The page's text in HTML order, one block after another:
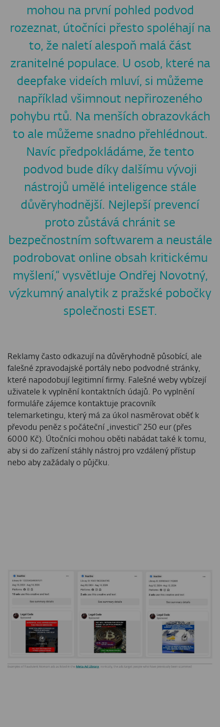
mohou na první pohled podvod
rozeznat, útočníci přesto spoléhají na
to, že naletí alespoň malá část
zranitelné populace. U osob, které na
deepfake videích mluví, si můžeme
například všimnout nepřirozeného
pohybu rtů. Na menších obrazovkách
to ale můžeme snadno přehlédnout.
Navíc předpokládáme, že tento
podvod bude díky dalšímu vývoji
nástrojů umělé inteligence stále
důvěryhodnější. Nejlepší prevencí
proto zůstává chránit se
bezpečnostním softwarem a neustále
podrobovat online obsah kritickému
myšlení,“ vysvětluje Ondřej Novotný,
výzkumný analytik z pražské pobočky
společnosti ESET.
Reklamy často odkazují na důvěryhodně působící, ale
falešné zpravodajské portály nebo podvodné stránky,
které napodobují legitimní firmy. Falešné weby vybízejí
uživatele k vyplnění kontaktních údajů. Po vyplnění
formuláře zájemce kontaktuje pracovník
telemarketingu, který má za úkol nasměrovat oběť k
převodu peněz s počáteční „investicí“ 250 eur (přes
6000 Kč). Útočníci mohou oběti nabádat také k tomu,
aby si do zařízení stáhly nástroj pro vzdálený přístup
nebo aby zažádaly o půjčku.